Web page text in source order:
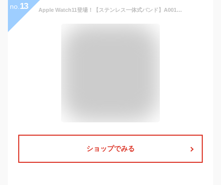
no. 13 Apple Watch11登場！【ステンレス一体式バンド】A001アップルウォッチバンド 一体式ベルト Apple Watch series11 10 9 8 7 6 5 4 SE アップルウォッチ ベルト ケース カバー 一体型 カッコいい メンズ ステンレス 42 46 44 45 40 41mm対応 おしゃれ レディース Gショック風
ショップでみる